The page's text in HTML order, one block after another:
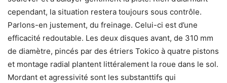
cependant, la situation restera toujours sous contrôle.
Parlons-en justement, du freinage. Celui-ci est d’une
efficacité redoutable. Les deux disques avant, de 310 mm
de diamètre, pincés par des étriers Tokico à quatre pistons
et montage radial plantent littéralement la roue dans le sol.
Mordant et agressivité sont les substanttifs qui